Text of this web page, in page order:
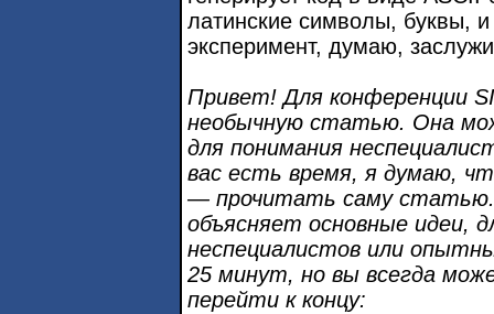
латинские символы, буквы,
эксперимент, думаю,
Привет! Для конференции
необычную статью. Она
для понимания
вас есть время, я думаю,
— прочитать саму статью.
объясняет основные идеи,
неспециалистов или
25 минут, но вы всегда
перейти к концу: